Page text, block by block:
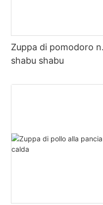
Zuppa di pomodoro
shabu shabu